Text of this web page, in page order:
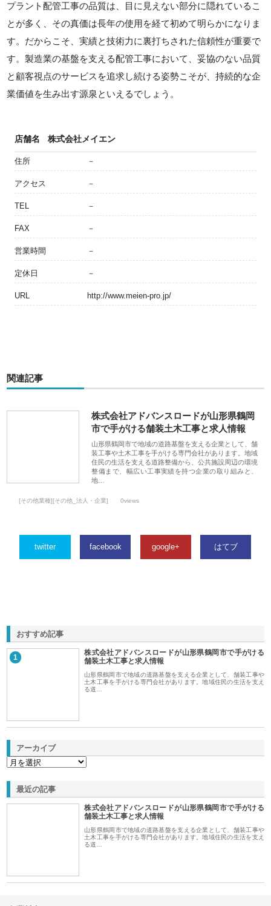
プラント配管工事の品質は、目に見えない部分に隠れているこ
とが多く、その真価は長年の使用を経て初めて明らかになりま
す。だからこそ、実績と技術力に裏打ちされた信頼性が重要で
す。製造業の基盤を支える配管工事において、妥協のない品質
と顧客視点のサービスを追求し続ける姿勢こそが、持続的な企
業価値を生み出す源泉といえるでしょう。
店舗名 株式会社メイエン
住所 －
アクセス －
TEL －
FAX －
営業時間 －
定休日 －
URL http://www.meien-pro.jp/
関連記事
株式会社アドバンスロードが山形県鶴岡
市で手がける舗装土木工事と求人情報
山形県鶴岡市で地域の道路基盤を支える企業として、舗
装工事や土木工事を手がける専門会社があります。地域
住民の生活を支える道路整備から、公共施設周辺の環境
整備まで、幅広い工事実績を持つ企業の取り組みと、
地…
[その他業種][その他_法人・企業] 0views
twitter facebook google+ はてブ
おすすめ記事
1
株式会社アドバンスロードが山形県鶴岡市で手がける
舗装土木工事と求人情報
山形県鶴岡市で地域の道路基盤を支える企業として、舗装工事や
土木工事を手がける専門会社があります。地域住民の生活を支え
る道…
アーカイブ
最近の記事
株式会社アドバンスロードが山形県鶴岡市で手がける
舗装土木工事と求人情報
山形県鶴岡市で地域の道路基盤を支える企業として、舗装工事や
土木工事を手がける専門会社があります。地域住民の生活を支え
る道…